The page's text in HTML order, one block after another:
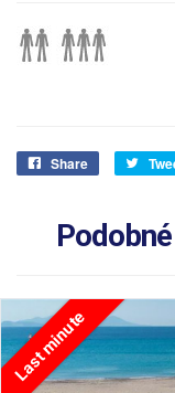
Share
Last minute